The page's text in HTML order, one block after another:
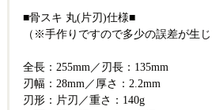
■骨スキ 丸(片刃)仕様■
（※手作りですので多少の誤差が生
全長：255mm／刃長：135mm
刃幅：28mm／厚さ：2.2mm
刃形：片刃／重さ：140g